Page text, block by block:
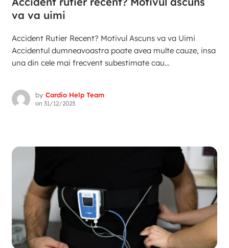
va va uimi
Accident Rutier Recent? Motivul Ascuns va va Uimi
Accidentul dumneavoastra poate avea multe cauze, insa
una din cele mai frecvent subestimate cau...
by Cardio Help Team
on 31/12/2023